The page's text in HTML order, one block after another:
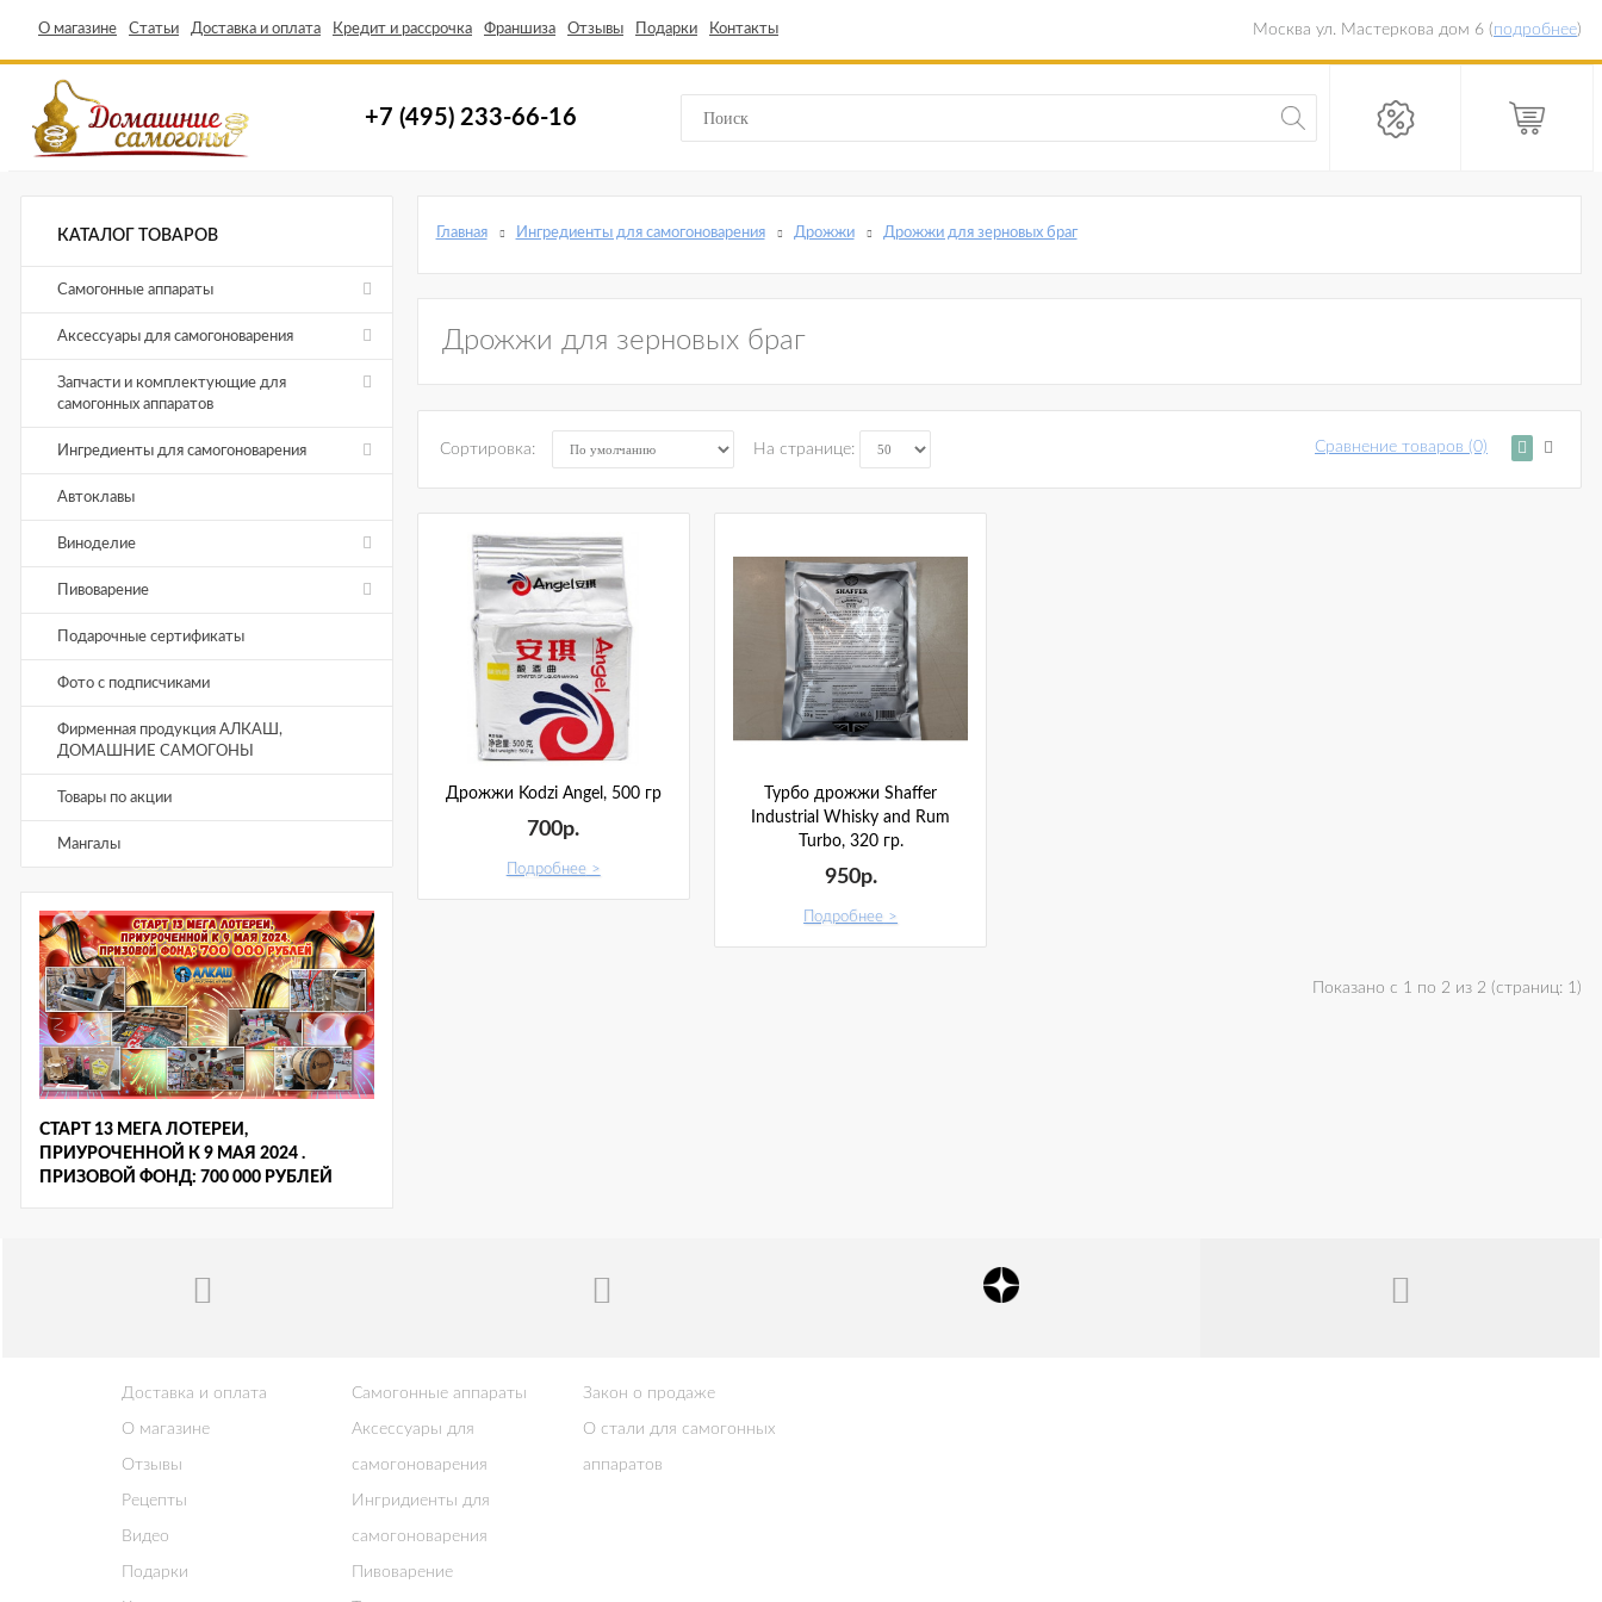
О магазине Статьи Доставка и оплата Кредит и рассрочка Франшиза Отзывы Подарки Контакты Москва ул. Мастеркова дом 6 (подробнее)
+7 (495) 233-66-16
КАТАЛОГ ТОВАРОВ
Самогонные аппараты
Аксессуары для самогоноварения
Запчасти и комплектующие для
самогонных аппаратов
Ингредиенты для самогоноварения
Автоклавы
Виноделие
Пивоварение
Подарочные сертификаты
Фото с подписчиками
Фирменная продукция АЛКАШ,
ДОМАШНИЕ САМОГОНЫ
Товары по акции
Мангалы
СТАРТ 13 МЕГА ЛОТЕРЕИ,
ПРИУРОЧЕННОЙ К 9 МАЯ 2024 .
ПРИЗОВОЙ ФОНД: 700 000 РУБЛЕЙ
Главная Ингредиенты для самогоноварения Дрожжи Дрожжи для зерновых браг
Дрожжи для зерновых браг
Сравнение товаров (0)
Сортировка: На странице:
Дрожжи Kodzi Angel, 500 гр
700р.
Подробнее
Турбо дрожжи Shaffer
Industrial Whisky and Rum
Turbo, 320 гр.
950р.
Подробнее
Показано с 1 по 2 из 2 (страниц: 1)
Доставка и оплата
О магазине
Отзывы
Рецепты
Видео
Подарки
Самогонные аппараты
Аксессуары для
самогоноварения
Ингридиенты для
самогоноварения
Пивоварение
Закон о продаже
О стали для самогонных
аппаратов